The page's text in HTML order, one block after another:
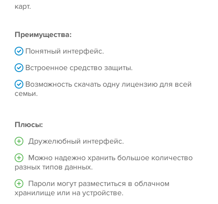
карт.
Преимущества:
Понятный интерфейс.
Встроенное средство защиты.
Возможность скачать одну лицензию для всей
семьи.
Плюсы:
Дружелюбный интерфейс.
Можно надежно хранить большое количество
разных типов данных.
Пароли могут разместиться в облачном
хранилище или на устройстве.